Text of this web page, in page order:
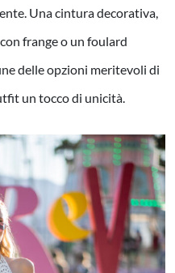
Una cintura decorativa,
frange o un foulard
delle opzioni meritevoli di
un tocco di unicità.